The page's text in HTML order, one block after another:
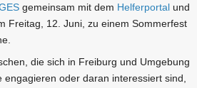
gemeinsam mit dem Helferportal und
Freitag, 12. Juni, zu einem Sommerfest
die sich in Freiburg und Umgebung
oder daran interessiert sind,